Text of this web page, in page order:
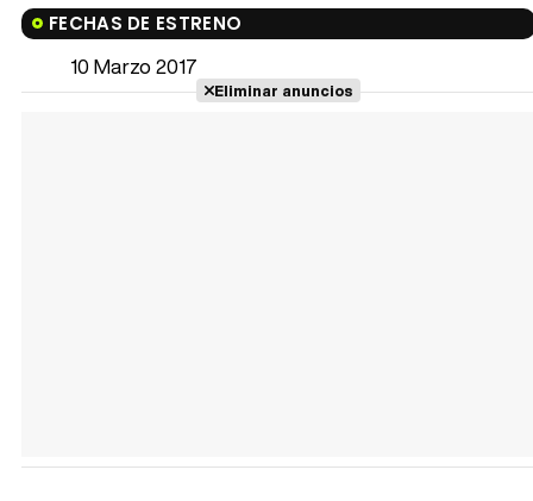
FECHAS DE ESTRENO
10 Marzo 2017
Eliminar anuncios